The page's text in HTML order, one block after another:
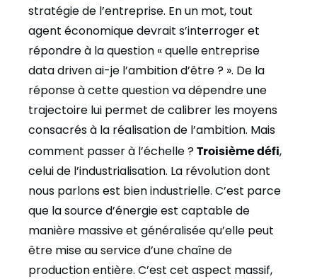
stratégie de l’entreprise. En un mot, tout
agent économique devrait s’interroger et
répondre à la question « quelle entreprise
data driven ai-je l’ambition d’être ? ». De la
réponse à cette question va dépendre une
trajectoire lui permet de calibrer les moyens
consacrés à la réalisation de l’ambition. Mais
comment passer à l’échelle ? Troisième défi,
celui de l’industrialisation. La révolution dont
nous parlons est bien industrielle. C’est parce
que la source d’énergie est captable de
manière massive et généralisée qu’elle peut
être mise au service d’une chaîne de
production entière. C’est cet aspect massif,